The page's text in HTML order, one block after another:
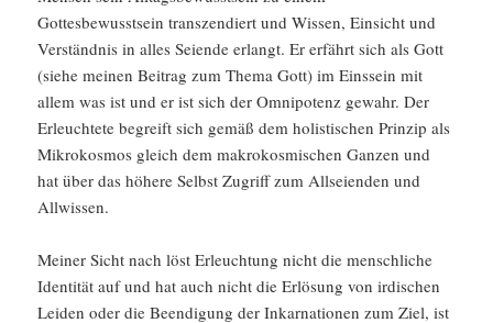
Gottesbewusstsein transzendiert und Wissen, Einsicht und
Verständnis in alles Seiende erlangt. Er erfährt sich als Gott
(siehe meinen Beitrag zum Thema Gott) im Einssein mit
allem was ist und er ist sich der Omnipotenz gewahr. Der
Erleuchtete begreift sich gemäß dem holistischen Prinzip als
Mikrokosmos gleich dem makrokosmischen Ganzen und
hat über das höhere Selbst Zugriff zum Allseienden und
Allwissen.
Meiner Sicht nach löst Erleuchtung nicht die menschliche
Identität auf und hat auch nicht die Erlösung von irdischen
Leiden oder die Beendigung der Inkarnationen zum Ziel, ist